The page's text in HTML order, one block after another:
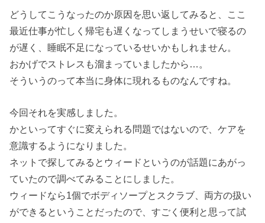
どうしてこうなったのか原因を思い返してみると、ここ
最近仕事が忙しく帰宅も遅くなってしまうせいで寝るの
が遅く、睡眠不足になっているせいかもしれません。
おかげでストレスも溜まっていましたから…。
そういうのって本当に身体に現れるものなんですね。
今回それを実感しました。
かといってすぐに変えられる問題ではないので、ケアを
意識するようになりました。
ネットで探してみるとウィードというのが話題にあがっ
ていたので調べてみることにしました。
ウィードなら1個でボディソープとスクラブ、両方の扱い
ができるということだったので、すごく便利と思って試